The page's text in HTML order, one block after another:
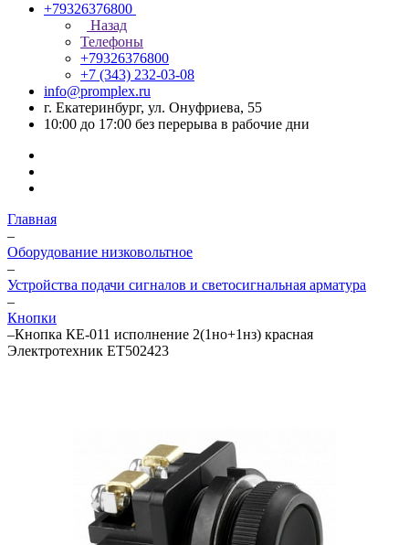
+79326376800
Назад
Телефоны
+79326376800
+7 (343) 232-03-08
info@promplex.ru
г. Екатеринбург, ул. Онуфриева, 55
10:00 до 17:00 без перерыва в рабочие дни
Главная
–
Оборудование низковольтное
–
Устройства подачи сигналов и светосигнальная арматура
–
Кнопки
–Кнопка КЕ-011 исполнение 2(1но+1нз) красная
Электротехник ET502423